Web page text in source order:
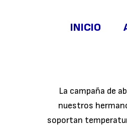
INICIO
La campaña de
nuestros
soportan